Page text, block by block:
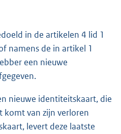
in de artikelen 4 lid 1
namens de in artikel 1
een nieuwe
nieuwe identiteitskaart, die
komt van zijn verloren
levert deze laatste